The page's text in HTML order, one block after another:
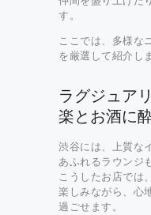
す。
ここでは、多様な
を厳選して紹介し
ラグジュア
楽とお酒に
渋谷には、上質な
あふれるラウンジ
こうしたお店では
楽しみながら、心
過ごせます。